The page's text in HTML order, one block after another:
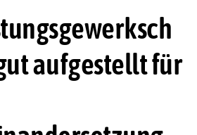
aufgestellt für